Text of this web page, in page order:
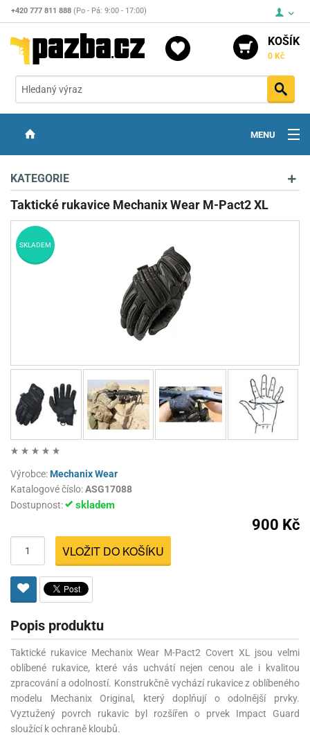
+420 777 811 888 (Po - Pá: 9:00 - 17:00)
KOŠÍK
0 Kč
MENU
OPTIKA
STŘELIVO
PŘÍSLUŠENSTVÍ
KATEGORIE
Taktické rukavice Mechanix Wear M-Pact2 XL
SKLADEM
Výrobce:Mechanix Wear
Katalogové číslo:ASG17088
Dostupnost:
skladem
900 Kč
VLOŽIT DO KOŠÍKU
Popis produktu
Taktické rukavice Mechanix Wear M-Pact2 Covert XL jsou velmi
oblíbené rukavice, které vás uchvátí nejen cenou ale i kvalitou
zpracování a odolností. Konstrukčně vychází rukavice z oblíbeného
modelu Mechanix Original, který doplňují o odolnější prvky.
Vyztužený povrch rukavic byl rozšířen o prvek Impact Guard
sloužící k ochraně kloubů.